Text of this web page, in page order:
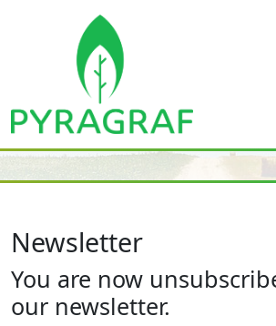
Newsletter
You are now
our newsletter.